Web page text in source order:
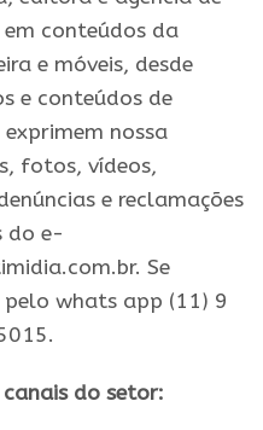
conteúdos da
e móveis, desde
e conteúdos de
nossa
fotos, vídeos,
e reclamações
do e-
Se
whats app (11) 9
canais do setor: